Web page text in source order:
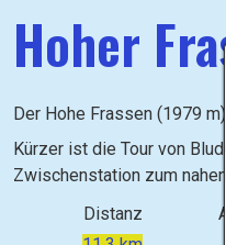
Hoher
Der Hohe Frassen (1979
Kürzer ist die Tour von
Zwischenstation zum
Distanz